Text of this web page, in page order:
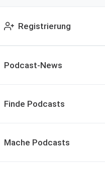
Registrierung
Podcast-News
Finde Podcasts
Mache Podcasts